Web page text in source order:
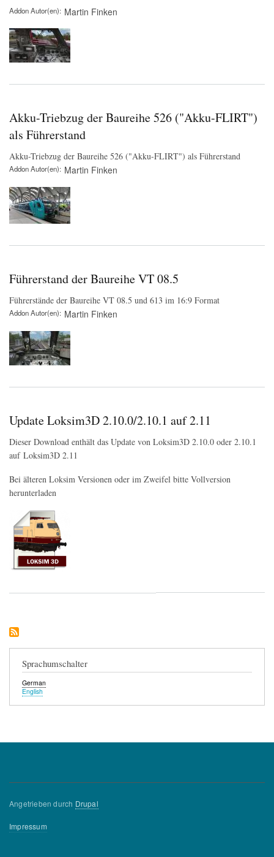
Addon Autor(en) Martin Finken
Akku-Triebzug der Baureihe 526 ("Akku-FLIRT")
als Führerstand
Akku-Triebzug der Baureihe 526 ("Akku-FLIRT") als Führerstand
Addon Autor(en) Martin Finken
Führerstand der Baureihe VT 08.5
Führerstände der Baureihe VT 08.5 und 613 im 16:9 Format
Addon Autor(en) Martin Finken
Update Loksim3D 2.10.0/2.10.1 auf 2.11
Dieser Download enthält das Update von Loksim3D 2.10.0 oder 2.10.1
auf Loksim3D 2.11
Bei älteren Loksim Versionen oder im Zweifel bitte Vollversion
herunterladen
Sprachumschalter
German
English
Angetrieben durch Drupal
Fußzeilenmenü
Impressum